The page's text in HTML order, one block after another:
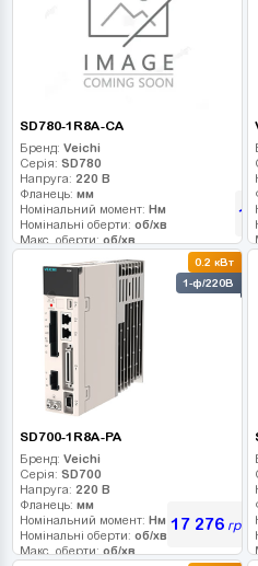
SD780-1R8A-CA
Бренд: Veichi
Серія: SD780
Напруга: 220 В
Фланець: мм
Номінальний момент: Нм
Номінальні оберти: об/хв
Макс. оберти: об/хв
Енкодер:
0.2 кВт
1-ф/220В
SD700-1R8A-PA
Бренд: Veichi
Серія: SD700
Напруга: 220 В
Фланець: мм
Номінальний момент: Нм
Номінальні оберти: об/хв
Макс. оберти: об/хв
17 276грн